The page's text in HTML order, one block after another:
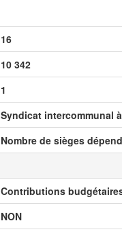
16
10 342
1
Syndicat intercommunal
Nombre de sièges
Contributions
NON